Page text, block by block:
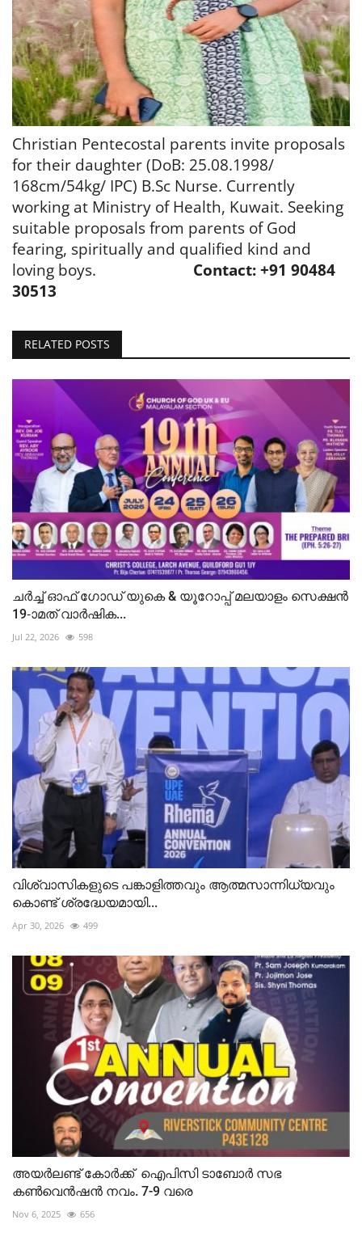
Christian Pentecostal parents invite proposals
for their daughter (DoB: 25.08.1998/
168cm/54kg/ IPC) B.Sc Nurse. Currently
working at Ministry of Health, Kuwait. Seeking
suitable proposals from parents of God
fearing, spiritually and qualified kind and
loving boys. Contact: +91 90484
30513
RELATED POSTS
ചർച്ച് ഓഫ് ഗോഡ് യുകെ & യൂറോപ്പ് മലയാളം സെക്ഷൻ
19-ാമത് വാർഷിക...
Jul 22, 2026 598
വിശ്വാസികളുടെ പങ്കാളിത്തവും ആത്മസാന്നിധ്യവും
കൊണ്ട് ശ്രദ്ധേയമായി...
Apr 30, 2026 499
അയർലണ്ട് കോർക്ക് ഐപിസി ടാബോർ സഭ
കൺവെൻഷൻ നവം. 7-9 വരെ
Nov 6, 2025 656